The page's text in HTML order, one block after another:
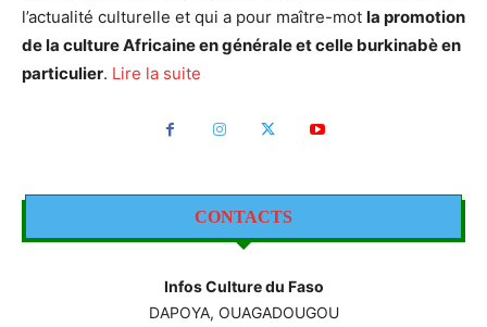
l’actualité culturelle et qui a pour maître-mot la promotion
de la culture Africaine en générale et celle burkinabè en
particulier. Lire la suite
CONTACTS
Infos Culture du Faso
DAPOYA, OUAGADOUGOU